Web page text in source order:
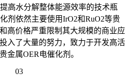
高水分解整体能源效率的技术瓶
剂依然主要使用IrO2和RuO2等贵
高价格严重限制其大规模的商业应
入了大量的努力，致力于开发高活
金属OER电催化剂。
03